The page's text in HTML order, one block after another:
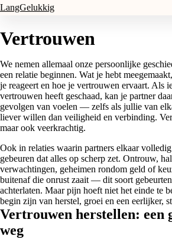
LangGelukkig
Vertrouwen
We nemen allemaal onze persoonlijke
een relatie beginnen. Wat je hebt
je reageert en hoe je vertrouwen ervaart. Als
vertrouwen heeft geschaad, kan je partner
gevolgen van voelen — zelfs als jullie van
liever willen dan veiligheid en verbinding.
maar ook veerkrachtig.
Ook in relaties waarin partners elkaar
gebeuren dat alles op scherp zet. Ontrouw,
verwachtingen, geheimen rondom geld of
buitenaf die onrust zaait — dit soort
achterlaten. Maar pijn hoeft niet het einde te
begin zijn van herstel, groei en een eerlijker,
Vertrouwen herstellen: een
weg